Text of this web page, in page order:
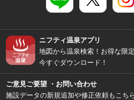
ニフティ温泉アプリ
地図から温泉検索！お得な限
今すぐダウンロード！
ご意見ご要望 ・お問い合わせ
施設データの新規追加や修正依頼もこち